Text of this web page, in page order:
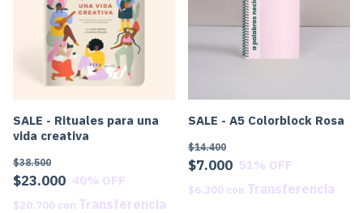
SALE - Rituales para una
vida creativa
$23.000
$38.500
40% OFF
$20.700 con
SALE - A5 Colorblock Rosa
$7.000
$14.400
51% OFF
$6.300 con